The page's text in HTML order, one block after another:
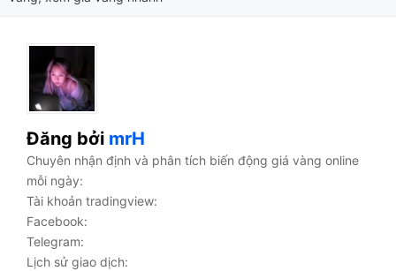
Đăng bởi mrH
Chuyên nhận định và phân tích biến động giá vàng online
mỗi ngày:
Tài khoản tradingview:
Facebook:
Telegram:
Lịch sử giao dịch: